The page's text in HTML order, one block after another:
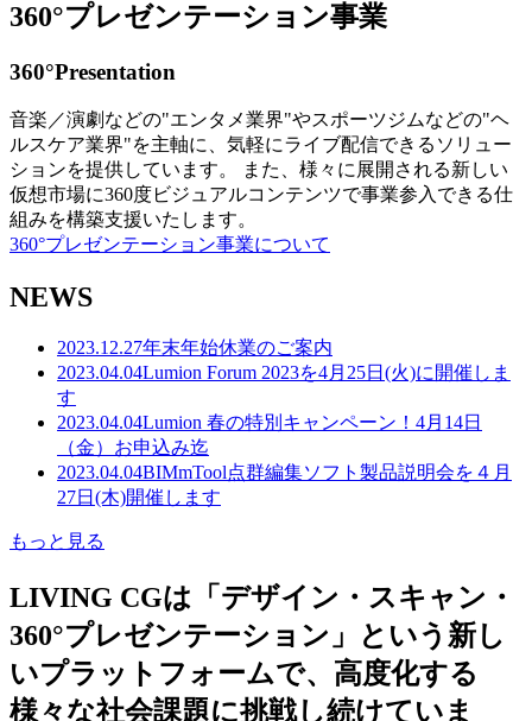
360°プレゼンテーション事業
360°Presentation
音楽／演劇などの"エンタメ業界"やスポーツジムなどの"ヘ
ルスケア業界"を主軸に、気軽にライブ配信できるソリュー
ションを提供しています。 また、様々に展開される新しい
仮想市場に360度ビジュアルコンテンツで事業参入できる仕
組みを構築支援いたします。
360°プレゼンテーション事業について
NEWS
2023.12.27年末年始休業のご案内
2023.04.04Lumion Forum 2023を4月25日(火)に開催しま
す
2023.04.04Lumion 春の特別キャンペーン！4月14日
（金）お申込み迄
2023.04.04BIMmTool点群編集ソフト製品説明会を４月
27日(木)開催します
もっと見る
LIVING CGは「デザイン・スキャン・
360°プレゼンテーション」という新し
いプラットフォームで、高度化する
様々な社会課題に挑戦し続けていま